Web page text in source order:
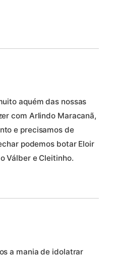
aquém das nossas
com Arlindo Maracanã,
e precisamos de
podemos botar Eloir
Válber e Cleitinho.
a mania de idolatrar